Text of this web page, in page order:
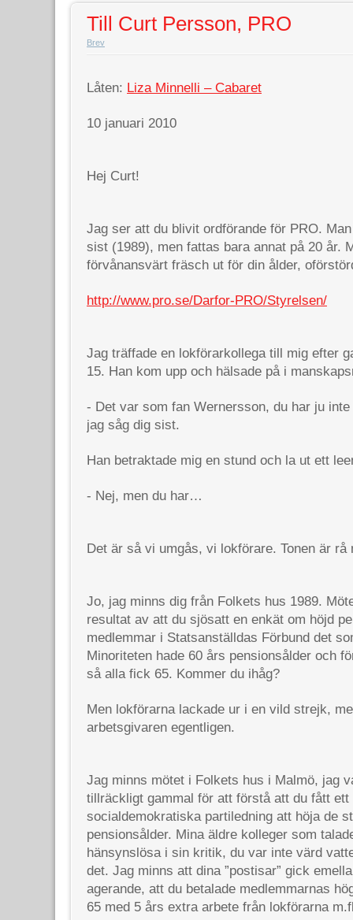
Till Curt Persson, PRO
Brev
Låten: Liza Minnelli – Cabaret
10 januari 2010
Hej Curt!
Jag ser att du blivit ordförande för PRO.
sist (1989), men fattas bara annat på 20 år.
förvånansvärt fräsch ut för din ålder,
http://www.pro.se/Darfor-PRO/Styrelsen/
Jag träffade en lokförarkollega till mig efter
15. Han kom upp och hälsade på i
- Det var som fan Wernersson, du har ju
jag såg dig sist.
Han betraktade mig en stund och la ut ett
- Nej, men du har…
Det är så vi umgås, vi lokförare. Tonen är rå
Jo, jag minns dig från Folkets hus 1989.
resultat av att du sjösatt en enkät om höjd
medlemmar i Statsanställdas Förbund det
Minoriteten hade 60 års pensionsålder och
så alla fick 65. Kommer du ihåg?
Men lokförarna lackade ur i en vild strejk,
arbetsgivaren egentligen.
Jag minns mötet i Folkets hus i Malmö, jag
tillräckligt gammal för att förstå att du fått ett
socialdemokratiska partiledning att höja de
pensionsålder. Mina äldre kolleger som
hänsynslösa i sin kritik, du var inte värd
det. Jag minns att dina ”postisar” gick
agerande, att du betalade medlemmarnas
65 med 5 års extra arbete från lokförarna